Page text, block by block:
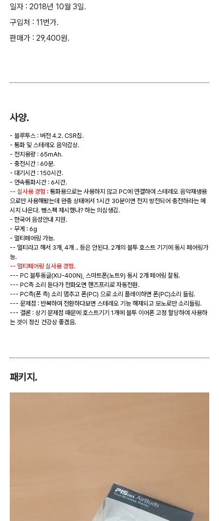
일자 : 2018년 10월 3일.
구입처 : 11번가.
판매가 : 29,400원.
사양.
- 블루투스 : 버전 4.2. CSR칩.
- 통화 및 스테레오 음악감상.
- 전지용량 : 65mAh.
- 충전시간 : 60분.
- 대기시간 : 150시간.
- 연속통화시간 : 6시간.
-- 실사용 경험 : 통화용으로는 사용하지 않고 PC에 연결하여 스테레오 음악재생용
으로만 사용해봤는데 완충 상태에서 1시간 30분이면 전지 방전되어 충전하라는 메
시지 나온다. 뻥스펙 제시했나? 하는 의심생김.
- 한국어 음성안내 지원.
- 무게 : 6g
- 멀티페어링 가능.
-- 멀티라고 해서 3개, 4개 .. 등은 안된다. 2개의 블투 호스트 기기에 동시 페어링가
능.
-- 멀티페어링 실사용 경험.
--- PC 블투동글(XU-400N), 스마트폰(노트9) 동시 2개 페어링 잘됨.
--- PC측 소리 듣다가 전화오면 핸즈프리로 자동전환.
--- PC측(폰 측) 소리 멈추고 폰(PC) 으로 소리 플레이하면 폰(PC)소리 들림.
--- 문제점 : 반복하여 전환하다보면 스테레오 기능 해제되고 모노로만 소리들림.
--- 결론 : 상기 문제점 때문에 호스트기기 1개에 블투 이어폰 고정 할당하여 사용하
는 것이 정신 건강상 좋겠음.
패키지.